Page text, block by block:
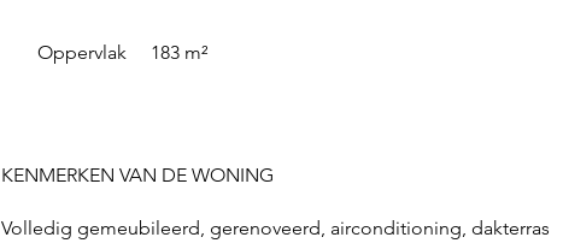
Oppervlak 183 m²
KENMERKEN VAN DE WONING
Volledig gemeubileerd, gerenoveerd, airconditioning, dakterras